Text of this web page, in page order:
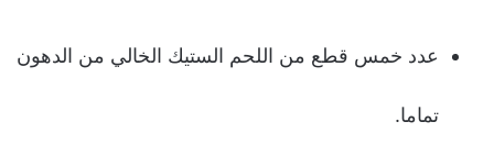
عدد خمس قطع من اللحم الستيك الخالي من الدهون
تماما.